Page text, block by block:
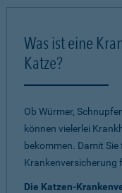
Was ist eine
Katze?
Ob Würmer,
können vielerlei
bekommen. Damit
Krankenversicherung
Die Katzen-